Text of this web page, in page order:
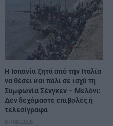
H Ισπανία ζητά από την Ιταλία
να θέσει και πάλι σε ισχύ τη
Συμφωνία Σένγκεν – Μελόνι:
Δεν δεχόμαστε επιβολές ή
τελεσίγραφα
07/08/2026